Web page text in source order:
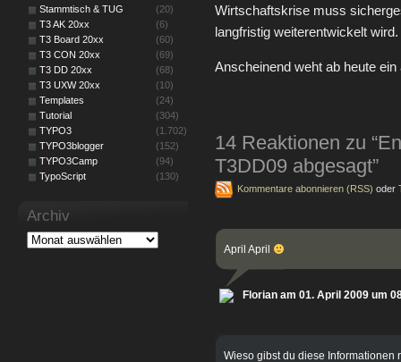
Wirtschaftskrise muss
langfristig weiterentwickelt
Anscheinend weht ab heute
14 Reaktionen zu
T3DD09 abgesagt”
Kommentare abonnieren (RSS) oder
April April
Florian am 01. April 2009 um
Wieso gibst du diese Informationen
Stammtisch & TUG
(20)
T3 AK 20xx
(6)
T3 Board 20xx
(60)
T3 CON 20xx
(69)
T3 DD 20xx
(68)
T3 UXW 20xx
(10)
Templates
(24)
Tutorial
(304)
TYPO3
(1.702)
TYPO3blogger
(152)
TYPO3Camp
(94)
TypoScript
(130)
Archiv